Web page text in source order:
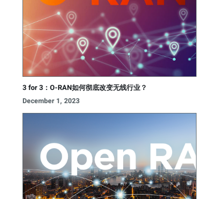
3 for 3：O-RAN如何彻底改变无线行业？
December 1, 2023